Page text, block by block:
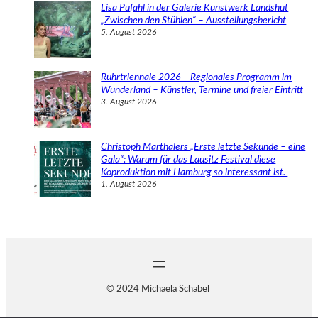
Lisa Pufahl in der Galerie Kunstwerk Landshut
„Zwischen den Stühlen“ – Ausstellungsbericht
5. August 2026
Ruhrtriennale 2026 – Regionales Programm im
Wunderland – Künstler, Termine und freier Eintritt
3. August 2026
Christoph Marthalers „Erste letzte Sekunde – eine
Gala“: Warum für das Lausitz Festival diese
Koproduktion mit Hamburg so interessant ist.
1. August 2026
© 2024 Michaela Schabel